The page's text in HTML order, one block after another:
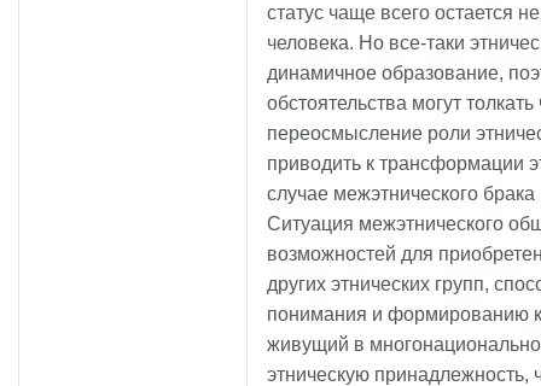
статус чаще всего остается
человека. Но все-таки
динамичное образование,
обстоятельства могут
переосмысление роли
приводить к трансформации
случае межэтнического
Ситуация межэтнического
возможностей для
других этнических групп,
понимания и формированию
живущий в
этническую принадлежность,